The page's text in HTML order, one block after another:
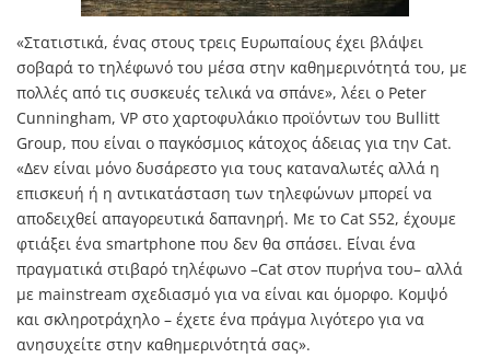
«Στατιστικά, ένας στους τρεις Ευρωπαίους έχει βλάψει
σοβαρά το τηλέφωνό του μέσα στην καθημερινότητά του, με
πολλές από τις συσκευές τελικά να σπάνε», λέει ο Peter
Cunningham, VP στο χαρτοφυλάκιο προϊόντων του Bullitt
Group, που είναι ο παγκόσμιος κάτοχος άδειας για την Cat.
«Δεν είναι μόνο δυσάρεστο για τους καταναλωτές αλλά η
επισκευή ή η αντικατάσταση των τηλεφώνων μπορεί να
αποδειχθεί απαγορευτικά δαπανηρή. Με το Cat S52, έχουμε
φτιάξει ένα smartphone που δεν θα σπάσει. Είναι ένα
πραγματικά στιβαρό τηλέφωνο –Cat στον πυρήνα του– αλλά
με mainstream σχεδιασμό για να είναι και όμορφο. Κομψό
και σκληροτράχηλο – έχετε ένα πράγμα λιγότερο για να
ανησυχείτε στην καθημερινότητά σας».